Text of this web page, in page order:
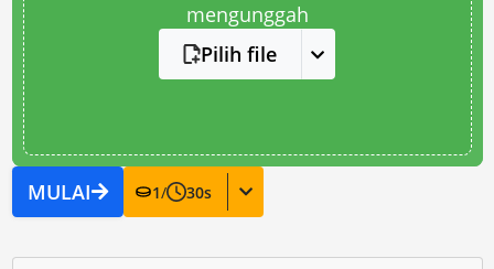
mengunggah
Pilih file
MULAI 1/ 30s